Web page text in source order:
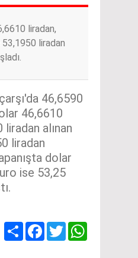
liradan,
liradan
46,6590
46,6610
alınan
liradan
dolar
ise 53,25
Share Facebook
Twitter